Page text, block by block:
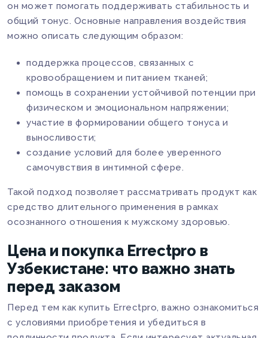
он может помогать поддерживать стабильность и
общий тонус. Основные направления воздействия
можно описать следующим образом:
поддержка процессов, связанных с
кровообращением и питанием тканей;
помощь в сохранении устойчивой потенции при
физическом и эмоциональном напряжении;
участие в формировании общего тонуса и
выносливости;
создание условий для более уверенного
самочувствия в интимной сфере.
Такой подход позволяет рассматривать продукт как
средство длительного применения в рамках
осознанного отношения к мужскому здоровью.
Цена и покупка Errectpro в
Узбекистане: что важно знать
перед заказом
Перед тем как купить Errectpro, важно ознакомиться
с условиями приобретения и убедиться в